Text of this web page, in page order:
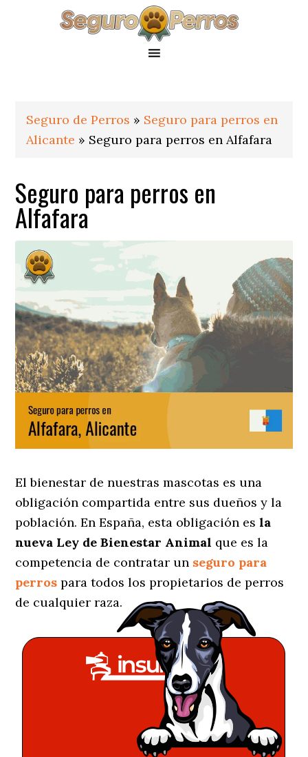
Seguro de Perros » Seguro para perros en
Alicante » Seguro para perros en Alfafara
Seguro para perros en
Alfafara
El bienestar de nuestras mascotas es una
obligación compartida entre sus dueños y la
población. En España, esta obligación esla
nueva Ley de Bienestar Animal que es la
competencia de contratar un seguro para
perros para todos los propietarios de perros
de cualquier raza.